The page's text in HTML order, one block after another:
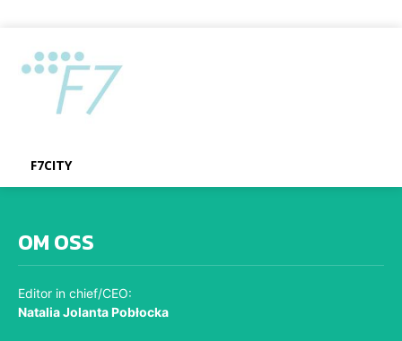
F7CITY
OM OSS
Editor in chief/CEO:
Natalia Jolanta Pobłocka